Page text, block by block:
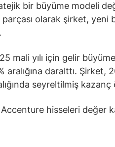
bir büyüme modeli
olarak şirket, yeni
mali yılı için gelir
aralığına daralttı. Şirket,
seyreltilmiş
Accenture hisseleri değer